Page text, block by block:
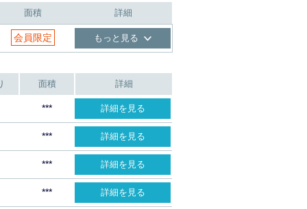
面積 詳細
会員限定 もっと見る
面積 詳細
*** 詳細を見る
*** 詳細を見る
*** 詳細を見る
*** 詳細を見る